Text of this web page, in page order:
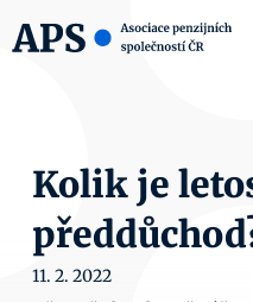
Kolik je
11. 2. 2022